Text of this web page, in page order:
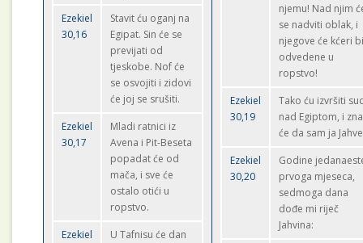
Ezekiel
30,16
Stavit ću oganj na
Egipat. Sin će se
previjati od
tjeskobe. Nof će
se osvojiti i zidovi
će joj se srušiti.
Ezekiel
30,17
Mladi ratnici iz
Avena i Pit-Beseta
popadat će od
mača, i sve će
ostalo otići u
ropstvo.
Ezekiel
U Tafnisu će dan
njemu! Nad njim
se nadviti oblak, i
njegove će kćeri
odvedene u
ropstvo!
Ezekiel
30,19
Tako ću izvršiti
nad Egiptom, i
će da sam ja
Ezekiel
30,20
Godine
prvoga mjeseca,
sedmoga dana
dođe mi riječ
Jahvina: